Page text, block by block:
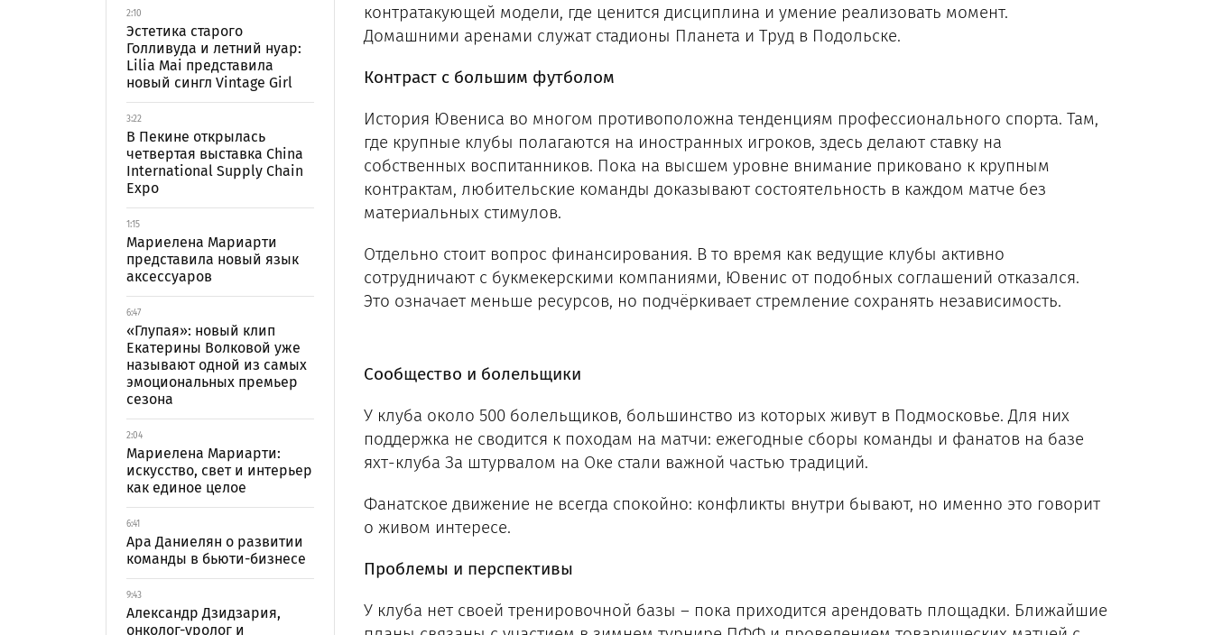
2:10
Эстетика старого
Голливуда и летний нуар:
Lilia Mai представила
новый сингл Vintage Girl
3:22
В Пекине открылась
четвертая выставка China
International Supply Chain
Expo
1:15
Мариелена Мариарти
представила новый язык
аксессуаров
6:47
«Глупая»: новый клип
Екатерины Волковой уже
называют одной из самых
эмоциональных премьер
сезона
2:04
Мариелена Мариарти:
искусство, свет и интерьер
как единое целое
6:41
Ара Даниелян о развитии
команды в бьюти-бизнесе
9:43
Александр Дзидзария,
онколог-уролог и
контратакующей модели, где ценится дисциплина и умение реализовать момент.
Домашними аренами служат стадионы Планета и Труд в Подольске.
Контраст с большим футболом
История Ювениса во многом противоположна тенденциям профессионального спорта. Там,
где крупные клубы полагаются на иностранных игроков, здесь делают ставку на
собственных воспитанников. Пока на высшем уровне внимание приковано к крупным
контрактам, любительские команды доказывают состоятельность в каждом матче без
материальных стимулов.
Отдельно стоит вопрос финансирования. В то время как ведущие клубы активно
сотрудничают с букмекерскими компаниями, Ювенис от подобных соглашений отказался.
Это означает меньше ресурсов, но подчёркивает стремление сохранять независимость.
Сообщество и болельщики
У клуба около 500 болельщиков, большинство из которых живут в Подмосковье. Для них
поддержка не сводится к походам на матчи: ежегодные сборы команды и фанатов на базе
яхт-клуба За штурвалом на Оке стали важной частью традиций.
Фанатское движение не всегда спокойно: конфликты внутри бывают, но именно это говорит
о живом интересе.
Проблемы и перспективы
У клуба нет своей тренировочной базы – пока приходится арендовать площадки. Ближайшие